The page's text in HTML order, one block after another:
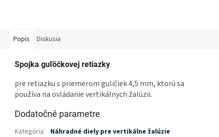
Popis Diskusia
Spojka guľôčkovej retiazky
pre retiazku s priemerom guličiek 4,5 mm, ktorú sa
používa na ovládanie vertikálnych žalúzii.
Dodatočné parametre
Kategória:
Náhradné diely pre vertikálne žalúzie